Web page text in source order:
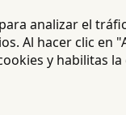
analizar el
Al hacer clic en
y habilitas